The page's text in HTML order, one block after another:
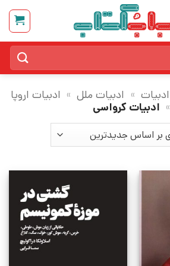
ادبیات » ادبیات ملل » ادبیات اروپا
» ادبیات کرواسی